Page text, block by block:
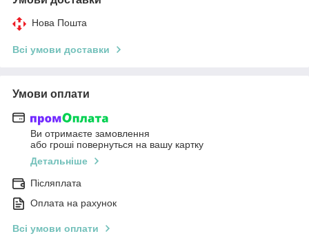
Нова Пошта
Всі умови доставки
Умови оплати
Ви отримаєте замовлення
або гроші повернуться на вашу картку
Детальніше
Післяплата
Оплата на рахунок
Всі умови оплати